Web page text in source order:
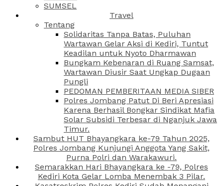
SUMSEL
Travel
Tentang
Solidaritas Tanpa Batas, Puluhan
Wartawan Gelar Aksi di Kediri, Tuntut
Keadilan untuk Nyoto Dharmawan
Bungkam Kebenaran di Ruang Samsat,
Wartawan Diusir Saat Ungkap Dugaan
Pungli
PEDOMAN PEMBERITAAN MEDIA SIBER
Polres Jombang Patut Di Beri Apresiasi
Karena Berhasil Bongkar Sindikat Mafia
Solar Subsidi Terbesar di Nganjuk Jawa
Timur.
Sambut HUT Bhayangkara ke-79 Tahun 2025,
Polres Jombang Kunjungi Anggota Yang Sakit,
Purna Polri dan Warakawuri.
Semarakkan Hari Bhayangkara ke -79, Polres
Kediri Kota Gelar Lomba Menembak 3 Pilar.